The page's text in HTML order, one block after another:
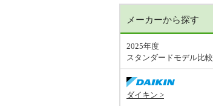
メーカーから探す
2025年度
スタンダードモデル比較
ダイキン >